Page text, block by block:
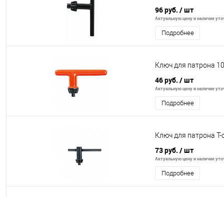
96 руб. / шт
Актуальную цену и наличие
Подробнее
Ключ для патрона
46 руб. / шт
Актуальную цену и наличие
Подробнее
Ключ для патрона
73 руб. / шт
Актуальную цену и наличие
Подробнее